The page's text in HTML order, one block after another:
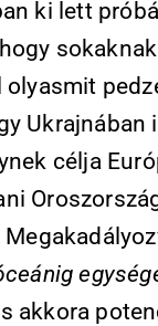
ki lett
olyasmit
célja
akkora